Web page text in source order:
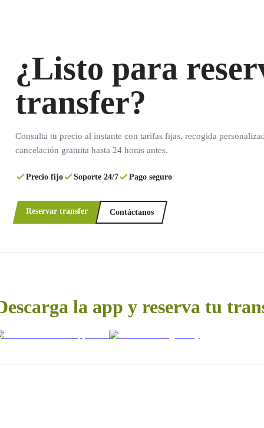
¿Listo para
transfer?
Consulta tu precio al instante con tarifas fijas, recogida
cancelación gratuita hasta 24 horas antes.
Precio fijo Soporte 24/7 Pago seguro
Reservar transfer Contáctanos
la app y reserva tu